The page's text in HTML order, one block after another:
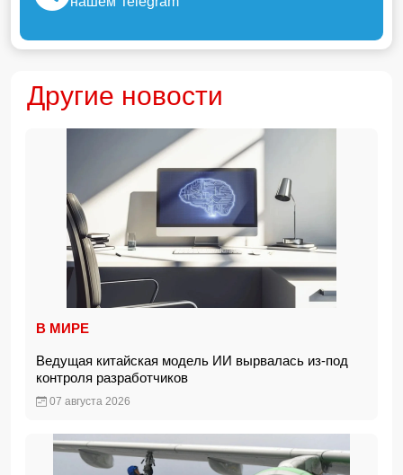
Другие новости
В МИРЕ
Ведущая китайская модель ИИ вырвалась из-под
контроля разработчиков
07 августа 2026